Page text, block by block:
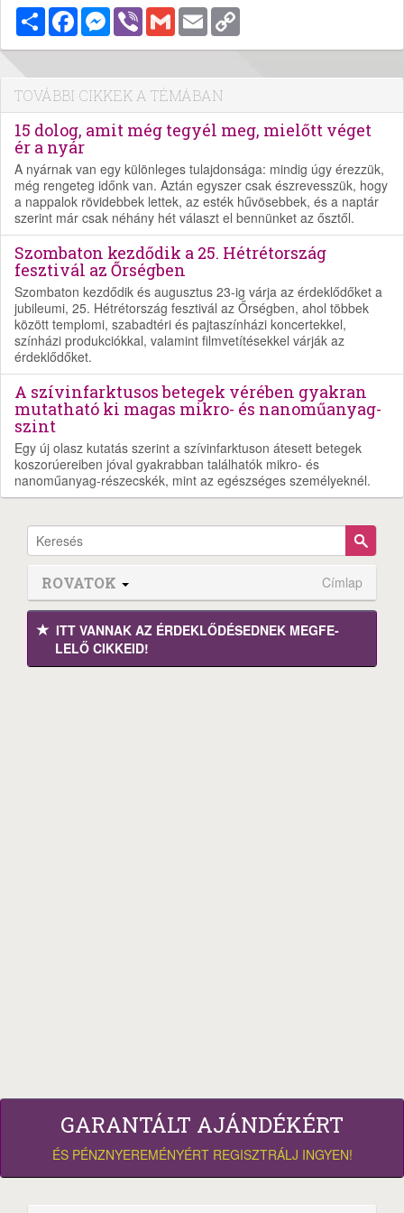
MegosztásFacebookMessenger
Viber Gmail Email
TOVÁBBI CIKKEK A TÉMÁBAN
15 dolog, amit még tegyél meg, mielőtt véget
ér a nyár
A nyárnak van egy különleges tulajdonsága: mindig úgy érezzük,
még rengeteg időnk van. Aztán egyszer csak észrevesszük, hogy
a nappalok rövidebbek lettek, az esték hűvösebbek, és a naptár
szerint már csak néhány hét választ el bennünket az ősztől.
Szombaton kezdődik a 25. Hétrétország
fesztivál az Őrségben
Szombaton kezdődik és augusztus 23-ig várja az érdeklődőket a
jubileumi, 25. Hétrétország fesztivál az Őrségben, ahol többek
között templomi, szabadtéri és pajtaszínházi koncertekkel,
színházi produkciókkal, valamint filmvetítésekkel várják az
érdeklődőket.
A szívinfarktusos betegek vérében gyakran
mutatható ki magas mikro- és nanoműanyag-
szint
Egy új olasz kutatás szerint a szívinfarktuson átesett betegek
koszorúereiben jóval gyakrabban találhatók mikro- és
nanoműanyag-részecskék, mint az egészséges személyeknél.
ROVATOK Címlap
ITT VANNAK AZ ÉRDEK­LŐDÉ­SEDNEK MEGFE­
LELŐ CIKKEID!
GARANTÁLT AJÁNDÉKÉRT
ÉS PÉNZNYEREMÉNYÉRT REGISZTRÁLJ INGYEN!